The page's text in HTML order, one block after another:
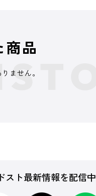
商品
ません。
スト最新情報を配信中